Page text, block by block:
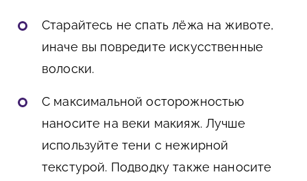
Старайтесь не спать лёжа на животе,
иначе вы повредите искусственные
волоски.
С максимальной осторожностью
наносите на веки макияж. Лучше
используйте тени с нежирной
текстурой. Подводку также наносите